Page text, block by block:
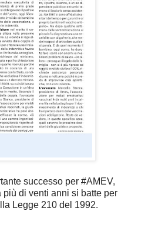
successo per #AMEV,
più di venti anni si batte per
Legge 210 del 1992.